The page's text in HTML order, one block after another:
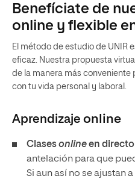
Benefíciate de
online y flexible
El método de estudio de UNIR
eficaz. Nuestra propuesta
de la manera más
con tu vida personal y laboral.
Aprendizaje online
Clasesonlineen directo
antelación para que
Si aun así no se ajustan